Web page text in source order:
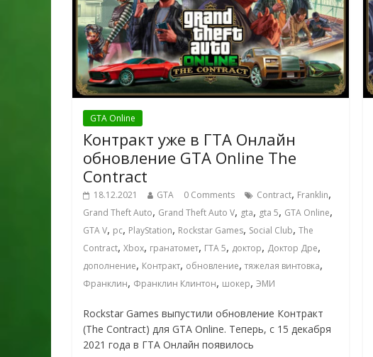
GTA Online
Контракт уже в ГТА Онлайн
обновление GTA Online The
Contract
18.12.2021 GTA 0 Comments Contract, Franklin,
Grand Theft Auto, Grand Theft Auto V, gta, gta 5, GTA Online,
GTA V, pc, PlayStation, Rockstar Games, Social Club, The
Contract, Xbox, гранатомет, ГТА 5, доктор, Доктор Дре,
дополнение, Контракт, обновление, тяжелая винтовка,
Франклин, Франклин Клинтон, шокер, ЭМИ
Rockstar Games выпустили обновление Контракт
(The Contract) для GTA Online. Теперь, с 15 декабря
2021 года в ГТА Онлайн появилось